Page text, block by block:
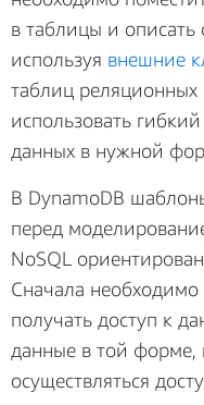
в таблицы и
используя внешние
таблиц
использовать
данных в нужной
В DynamoDB
перед
NoSQL
Сначала необходимо
получать доступ к
данные в той форме,
осуществляться